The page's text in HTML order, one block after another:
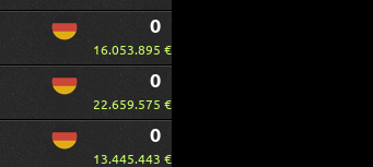
0
16.053.895 €
0
22.659.575 €
0
13.445.443 €